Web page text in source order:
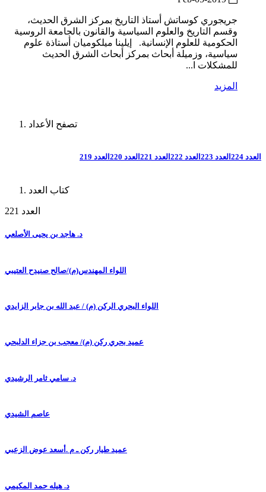
جريجوري كوساتش أستاذ التاريخ بمركز الشرق الحديث،
وقسم التاريخ والعلوم السياسية والقانون بالجامعة الروسية
الحكومية للعلوم الإنسانية. إيلينا ميلكوميان أستاذة علوم
سياسية، وزميلة أبحاث بمركز أبحاث الشرق الحديث
للمشكلات ا...
المزيد
تصفح الأعداد
العدد 224 العدد 223 العدد 222 العدد 221 العدد 220 العدد 219
كتاب العدد
العدد 221
د. هاجد بن يحيى الأصلعي
اللواء المهندس(م)/صالح صنيدح العتيبي
اللواء البحري الركن (م) / عبد الله بن جابر الزايدي
عميد بحري ركن (م)/ معجب بن جزاء الدلبحي
د. سامي ثامر الرشيدي
عاصم الشيدي
عميد طيار ركن ـ م .أسعد عوض الزعبي
د. هيله حمد المكيمي